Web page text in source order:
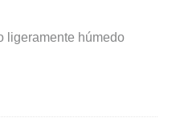
ligeramente húmedo